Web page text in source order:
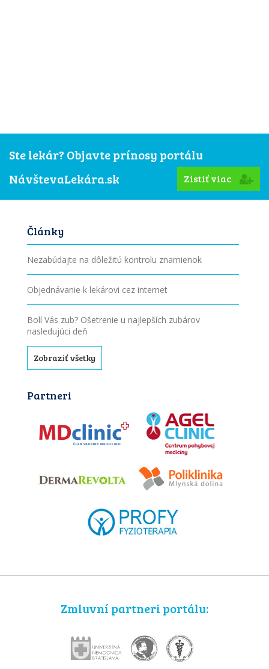
Ste lekár? Objavte prínosy portálu
NávštevaLekára.sk
Zistiť viac
Články
Nezabúdajte na dôležitú kontrolu znamienok
Objednávanie k lekárovi cez internet
Bolí Vás zub? Ošetrenie u najlepších zubárov
nasledujúci deň
Zobraziť všetky
Partneri
Zmluvní partneri portálu: